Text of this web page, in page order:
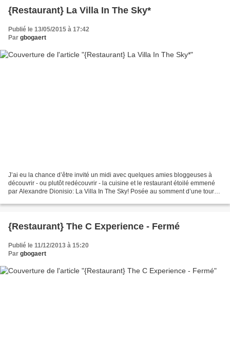
{Restaurant} La Villa In The Sky*
Publié le 13/05/2015 à 17:42
Par gbogaert
J’ai eu la chance d’être invité un midi avec quelques amies bloggeuses à
découvrir - ou plutôt redécouvrir - la cuisine et le restaurant étoilé emmené
par Alexandre Dionisio: La Villa In The Sky! Posée au somment d’une tour
{Restaurant} The C Experience - Fermé
Publié le 11/12/2013 à 15:20
Par gbogaert